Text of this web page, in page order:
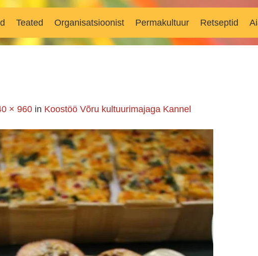
Teated Organisatsioonist Permakultuur Retseptid
× 960 in Koostöö Võru kultuurimajaga Kannel